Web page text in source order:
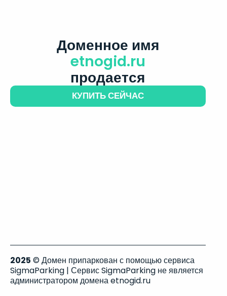
Доменное имя
etnogid.ru
продается
КУПИТЬ СЕЙЧАС
2025 © Домен припаркован с помощью сервиса
SigmaParking | Сервис SigmaParking не является
администратором домена etnogid.ru